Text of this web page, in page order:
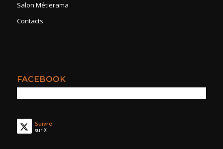
Salon Métierama
Contacts
FACEBOOK
Suivre
sur X